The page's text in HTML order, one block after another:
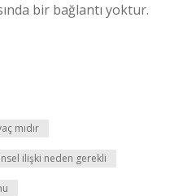
bir bağlantı yoktur.
mıdır
ilişki neden gerekli